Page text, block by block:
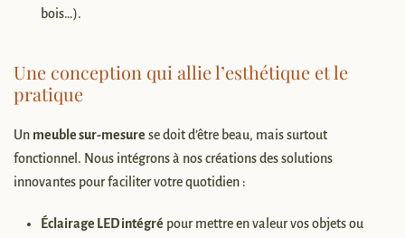
bois…).
Une conception qui allie l’esthétique et le
pratique
Un meuble sur-mesure se doit d’être beau, mais surtout
fonctionnel. Nous intégrons à nos créations des solutions
innovantes pour faciliter votre quotidien :
Éclairage LED intégré pour mettre en valeur vos objets ou